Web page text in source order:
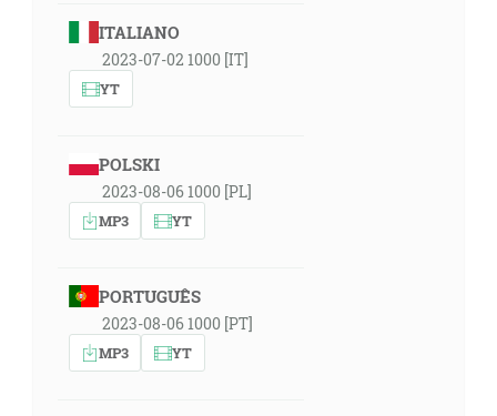
ITALIANO
2023-07-02 1000 [IT]
YT
POLSKI
2023-08-06 1000 [PL]
MP3 YT
PORTUGUÊS
2023-08-06 1000 [PT]
MP3 YT